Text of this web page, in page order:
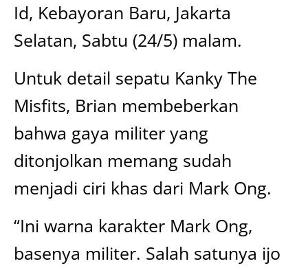
Id, Kebayoran Baru, Jakarta
Selatan, Sabtu (24/5) malam.
Untuk detail sepatu Kanky The
Misfits, Brian membeberkan
bahwa gaya militer yang
ditonjolkan memang sudah
menjadi ciri khas dari Mark Ong.
“Ini warna karakter Mark Ong,
basenya militer. Salah satunya ijo